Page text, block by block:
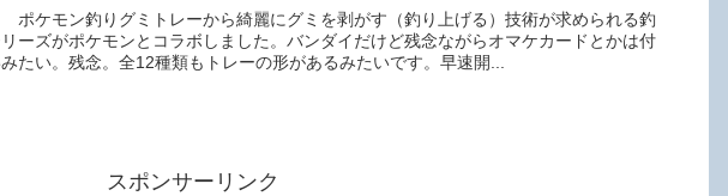
ポケモン釣りグミトレーから綺麗にグミを剥がす（釣り上げる）技術が求められる釣
リーズがポケモンとコラボしました。バンダイだけど残念ながらオマケカードとかは付
たい。残念。全12種類もトレーの形があるみたいです。早速開...
スポンサーリンク